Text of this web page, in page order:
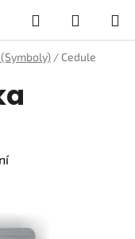
Hledat
KOŠÍK
/ Cedule